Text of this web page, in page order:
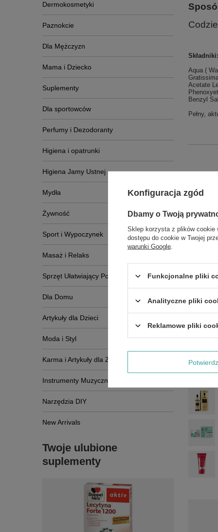
Dermokosmetyki
Paznokcie
Dla Mężczyzn
Mama i Dziecko
Suplementy
Dla sportowców
Perfumy i Dezodoranty
Higiena i opatrunki
Higiena Jamy Ustnej
Mydła
Żywność
Sport i Wypoczynek
Masaż i Relaks
Sprzęt Ułatwiający Poruszanie Się
Dla Domu
Artykuły dla Dzieci
Moda i Styl
Karma i Artykuły dla Zwierząt
Instrumenty Muzyczne
Narzędzia DIY
New Arrivals
Twoje ulubione
suplementy
Składniki:
Aqua (
Acetate
Benzyl
Pełny,
Konfiguracja zgód
Dbamy o Twoją
Sklep korzysta z plików cookie
dostępu do cookie w Twojej
warunki Google
Funkcjonalne pliki
Analityczne pliki
Reklamowe pliki